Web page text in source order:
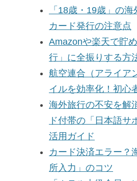
「18歳・19歳」の
カード発行の注意点
Amazonや楽天で貯
行」に全振りする方
航空連合（アライア
イルを効率化！初心
海外旅行の不安を解
ド付帯の「日本語サ
活用ガイド
カード決済エラー？
所入力」のコツ